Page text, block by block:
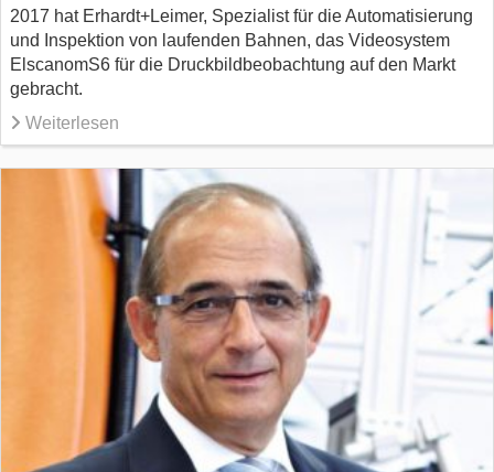
2017 hat Erhardt+Leimer, Spezialist für die Automatisierung
und Inspektion von laufenden Bahnen, das Videosystem
ElscanomS6 für die Druckbildbeobachtung auf den Markt
gebracht.
Weiterlesen